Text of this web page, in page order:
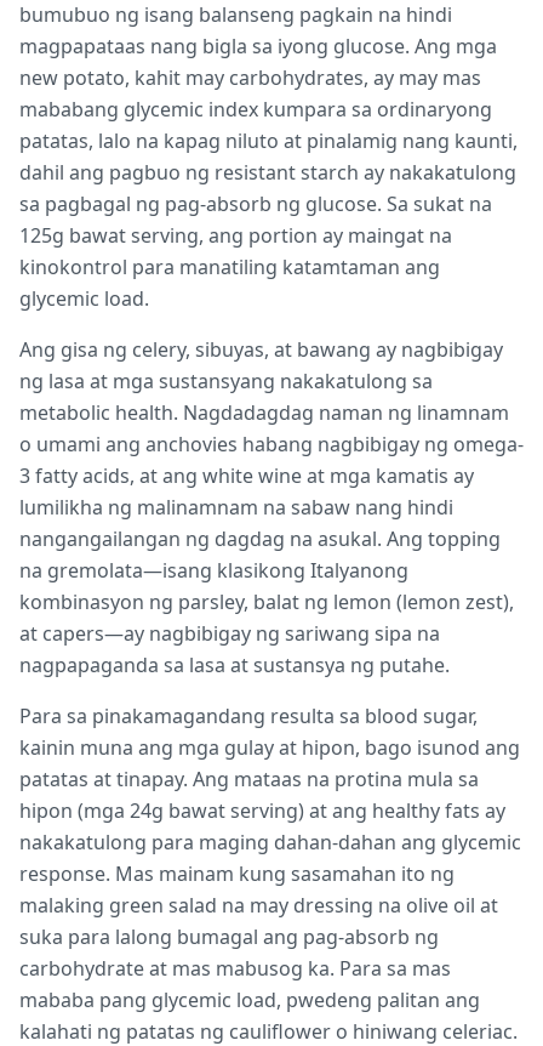
bumubuo ng isang balanseng pagkain na hindi
magpapataas nang bigla sa iyong glucose. Ang mga
new potato, kahit may carbohydrates, ay may mas
mababang glycemic index kumpara sa ordinaryong
patatas, lalo na kapag niluto at pinalamig nang kaunti,
dahil ang pagbuo ng resistant starch ay nakakatulong
sa pagbagal ng pag-absorb ng glucose. Sa sukat na
125g bawat serving, ang portion ay maingat na
kinokontrol para manatiling katamtaman ang
glycemic load.
Ang gisa ng celery, sibuyas, at bawang ay nagbibigay
ng lasa at mga sustansyang nakakatulong sa
metabolic health. Nagdadagdag naman ng linamnam
o umami ang anchovies habang nagbibigay ng omega-
3 fatty acids, at ang white wine at mga kamatis ay
lumilikha ng malinamnam na sabaw nang hindi
nangangailangan ng dagdag na asukal. Ang topping
na gremolata—isang klasikong Italyanong
kombinasyon ng parsley, balat ng lemon (lemon zest),
at capers—ay nagbibigay ng sariwang sipa na
nagpapaganda sa lasa at sustansya ng putahe.
Para sa pinakamagandang resulta sa blood sugar,
kainin muna ang mga gulay at hipon, bago isunod ang
patatas at tinapay. Ang mataas na protina mula sa
hipon (mga 24g bawat serving) at ang healthy fats ay
nakakatulong para maging dahan-dahan ang glycemic
response. Mas mainam kung sasamahan ito ng
malaking green salad na may dressing na olive oil at
suka para lalong bumagal ang pag-absorb ng
carbohydrate at mas mabusog ka. Para sa mas
mababa pang glycemic load, pwedeng palitan ang
kalahati ng patatas ng cauliflower o hiniwang celeriac.